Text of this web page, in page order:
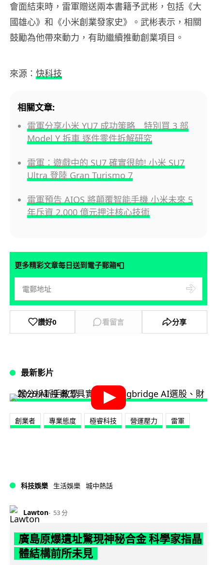
會面結束時，雷軍贈送兩本書籍予武彬，包括《大
國雄心》和《小米創業發家史》。武彬表示，相關
鼓勵為他帶來動力，有助繼續推動創業項目。
來源： 快科技
相關文章:
雷軍分享小米 YU7 成功策略 特別買 3 部
Model Y 拆車 逐件零件拆解研究
雷軍：遊戲中的 SU7 確實很帥! 小米 SU7
Ultra 登陸 Gran Turismo 7
雷軍預告 AIOS 將顛覆智能手機 小米未來 5
年斥資 2,000 億元押注核心技術
更多精彩文章每日送到電子郵箱📮
讚好0 看留言 分享
最新影片
創業者 專業態度 極睿科技 營運壓力 雷軍
科技娛樂 生活娛樂 城中熱話
Lawton 53 分
廣島原爆遺址驚現神秘合金 科學家指晶
體結構前所未見